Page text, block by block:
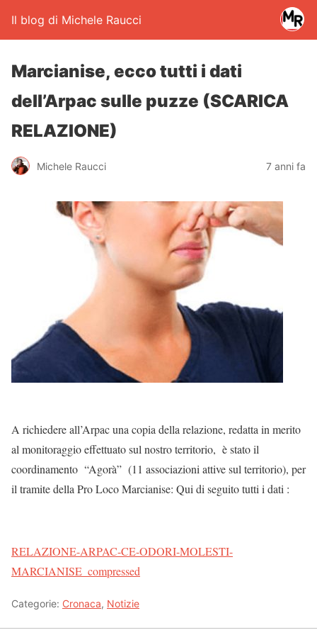
Il blog di Michele Raucci
Marcianise, ecco tutti i dati
dell’Arpac sulle puzze (SCARICA
RELAZIONE)
Michele Raucci 7 anni fa
A richiedere all’Arpac una copia della relazione, redatta in merito
al monitoraggio effettuato sul nostro territorio, è stato il
coordinamento “Agorà” (11 associazioni attive sul territorio), per
il tramite della Pro Loco Marcianise: Qui di seguito tutti i dati :
RELAZIONE-ARPAC-CE-ODORI-MOLESTI-
MARCIANISE_compressed
Categorie: Cronaca, Notizie